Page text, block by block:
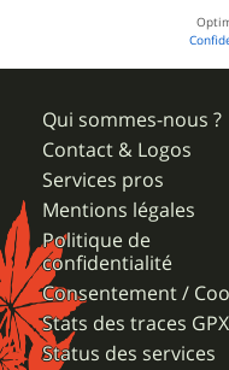
Qui sommes-nous ?
Contact & Logos
Services pros
Mentions légales
Politique de
confidentialité
Consentement /
Stats des traces GPX
Status des services